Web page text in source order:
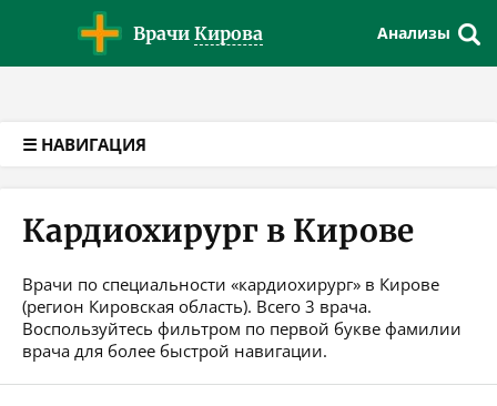
Врачи Кирова Анализы
☰ НАВИГАЦИЯ
Кардиохирург в Кирове
Врачи по специальности «кардиохирург» в Кирове
(регион Кировская область). Всего 3 врача.
Воспользуйтесь фильтром по первой букве фамилии
врача для более быстрой навигации.